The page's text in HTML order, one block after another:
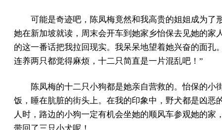
可能是奇迹吧，陈凤梅竟然和我高贵的姐姐成为了
她在新加坡就读，周末会开车到她家乡怡保去见她的家
的这一番话把我拉回现实。我呆呆地望着她兴奋的面孔
连养两只都觉得麻烦，十二只简直是一片混乱吧！”
陈凤梅的十二只小狗都是她亲自营救的。怡保的
饭，睡在肮脏的街头上。在我的印象中，野犬都是凶
人时，路边的小狗一定有机会坐她的顺风车参观她的